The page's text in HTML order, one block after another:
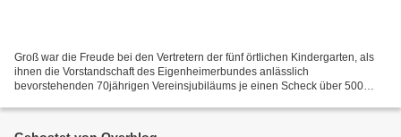
Groß war die Freude bei den Vertretern der fünf örtlichen Kindergarten, als
ihnen die Vorstandschaft des Eigenheimerbundes anlässlich
bevorstehenden 70jährigen Vereinsjubiläums je einen Scheck über 500